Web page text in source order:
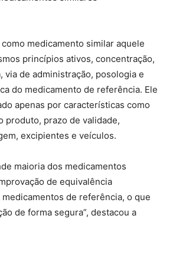
medicamento similar aquele
princípios ativos, concentração,
via de administração, posologia e
do medicamento de referência. Ele
apenas por características como
produto, prazo de validade,
excipientes e veículos.
maioria dos medicamentos
de equivalência
de referência, o que
de forma segura”, destacou a